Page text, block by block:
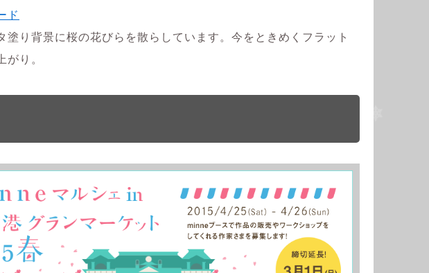
ド
塗り背景に桜の花びらを散らしています。今をときめくフラット
がり。